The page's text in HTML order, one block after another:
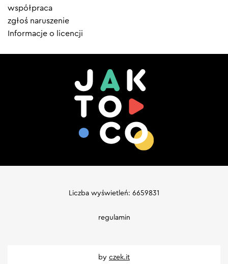
współpraca
zgłoś naruszenie
Informacje o licencji
by czek.it
Liczba wyświetleń: 6659831
regulamin